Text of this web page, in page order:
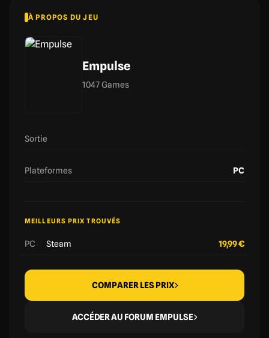
À PROPOS DU JEU
Empulse
1047 Games
Sortie
Plateformes PC
MEILLEURS PRIX TROUVÉS
PC Steam 19,99 €
COMPARER LES PRIX
ACCÉDER AU FORUM EMPULSE